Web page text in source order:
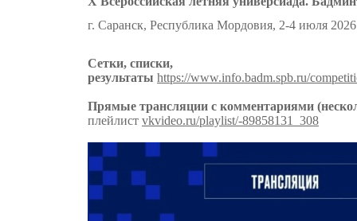
г. Саранск, Республика Мордовия, 2-4 июля 2026
Сетки, списки,
результаты https://www.info.badm.spb.ru/
Прямые трансляции с комментариями
плейлист vkvideo.ru/playlist/-89858131_308